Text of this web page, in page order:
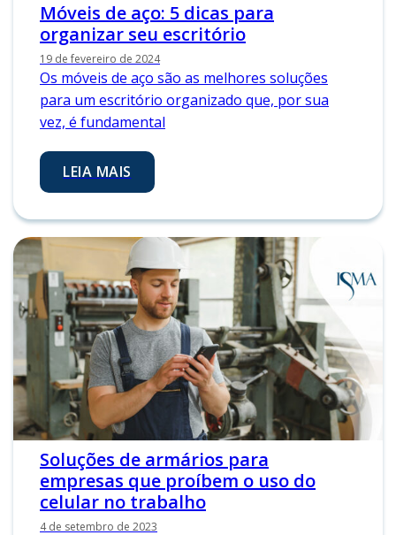
Móveis de aço: 5 dicas para
organizar seu escritório
19 de fevereiro de 2024
Os móveis de aço são as melhores soluções
para um escritório organizado que, por sua
vez, é fundamental
LEIA MAIS
Soluções de armários para
empresas que proíbem o uso do
celular no trabalho
4 de setembro de 2023